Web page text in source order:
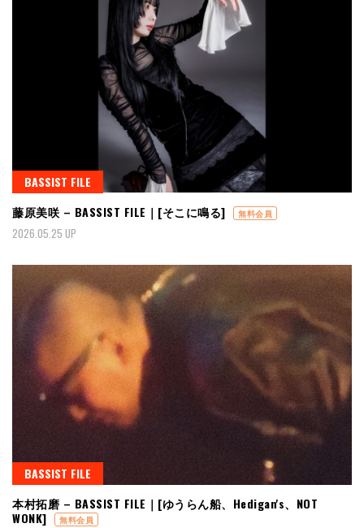
BASSIST FILE
藤原美咲 – BASSIST FILE｜[そこに鳴る]
無料会員
2026.05.25 UP
BASSIST FILE
本村拓磨 – BASSIST FILE｜[ゆうらん船、Hedigan's、NOT
WONK]
無料会員